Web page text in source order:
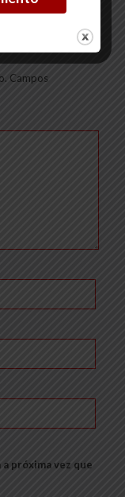
Campos
próxima vez que